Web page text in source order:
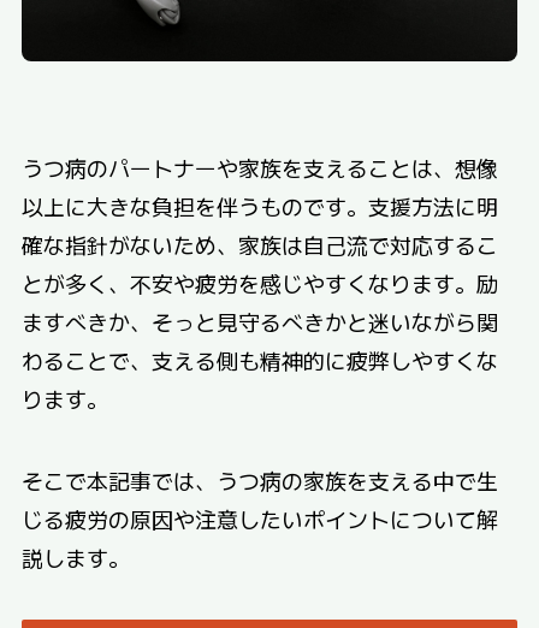
うつ病のパートナーや家族を支えることは、想像
以上に大きな負担を伴うものです。支援方法に明
確な指針がないため、家族は自己流で対応するこ
とが多く、不安や疲労を感じやすくなります。励
ますべきか、そっと見守るべきかと迷いながら関
わることで、支える側も精神的に疲弊しやすくな
ります。
そこで本記事では、うつ病の家族を支える中で生
じる疲労の原因や注意したいポイントについて解
説します。